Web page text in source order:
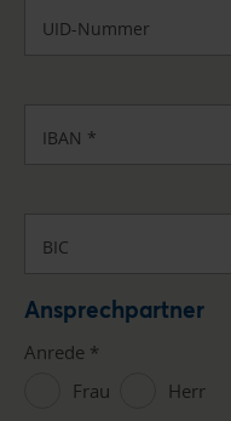
UID-Nummer
IBAN *
BIC
Ansprechpartner
Anrede *
Frau
Herr